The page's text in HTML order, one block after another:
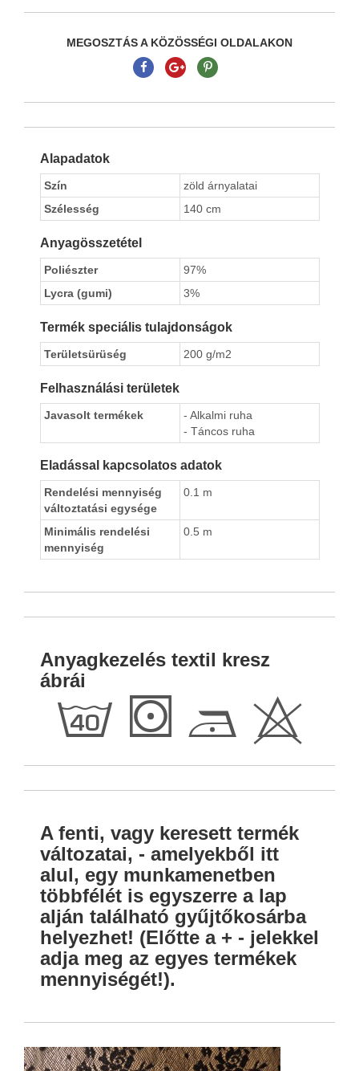
MEGOSZTÁS A KÖZÖSSÉGI OLDALAKON
Alapadatok
Szín
zöld árnyalatai
Szélesség
140 cm
Anyagösszetétel
Poliészter
97%
Lycra (gumi)
3%
Termék speciális tulajdonságok
Területsürüség 200 g/m2
Felhasználási területek
Javasolt termékek
- Alkalmi ruha
- Táncos ruha
Eladással kapcsolatos adatok
Rendelési mennyiség
változtatási egysége
0.1 m
Minimális rendelési
mennyiség
0.5 m
Anyagkezelés textil kresz
ábrái
h S D H
A fenti, vagy keresett termék
változatai, - amelyekből itt
alul, egy munkamenetben
többfélét is egyszerre a lap
alján található gyűjtőkosárba
helyezhet! (Előtte a + - jelekkel
adja meg az egyes termékek
mennyiségét!).